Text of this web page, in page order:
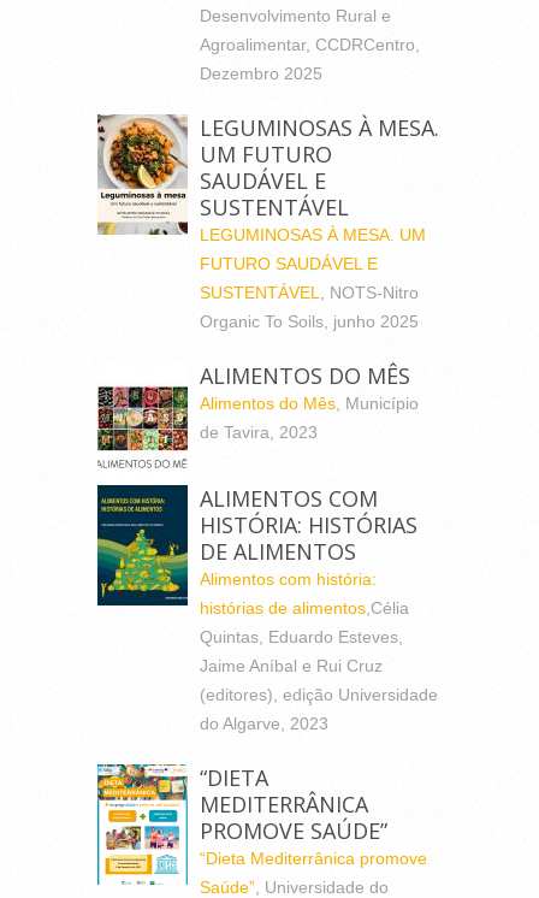
Desenvolvimento Rural e
Agroalimentar, CCDRCentro,
Dezembro 2025
LEGUMINOSAS À MESA.
UM FUTURO
SAUDÁVEL E
SUSTENTÁVEL
LEGUMINOSAS À MESA. UM
FUTURO SAUDÁVEL E
SUSTENTÁVEL
, NOTS-Nitro
Organic To Soils, junho 2025
ALIMENTOS DO MÊS
Alimentos do Mês , Município
de Tavira, 2023
ALIMENTOS COM
HISTÓRIA: HISTÓRIAS
DE ALIMENTOS
Alimentos com história:
histórias de alimentos ,Célia
Quintas, Eduardo Esteves,
Jaime Aníbal e Rui Cruz
(editores), edição Universidade
do Algarve, 2023
“DIETA
MEDITERRÂNICA
PROMOVE SAÚDE”
“Dieta Mediterrânica promove
Saúde” , Universidade do